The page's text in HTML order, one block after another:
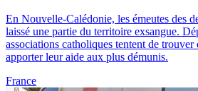
En Nouvelle-Calédonie, les émeutes des
laissé une partie du territoire exsangue.
associations catholiques tentent de
apporter leur aide aux plus démunis.
France